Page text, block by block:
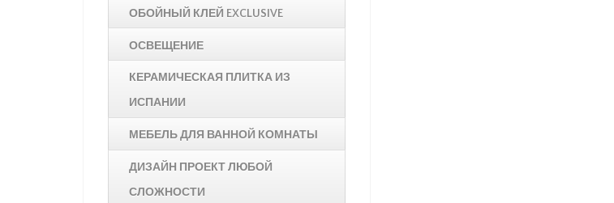
ОБОЙНЫЙ КЛЕЙ EXCLUSIVE
ОСВЕЩЕНИЕ
КЕРАМИЧЕСКАЯ ПЛИТКА ИЗ
ИСПАНИИ
МЕБЕЛЬ ДЛЯ ВАННОЙ КОМНАТЫ
ДИЗАЙН ПРОЕКТ ЛЮБОЙ
СЛОЖНОСТИ